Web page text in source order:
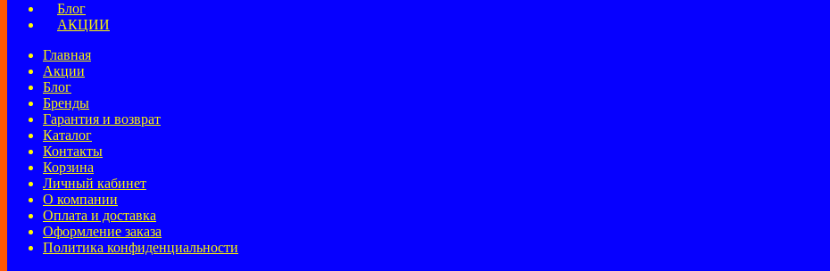
Блог
АКЦИИ
Главная
Акции
Блог
Бренды
Гарантия и возврат
Каталог
Контакты
Корзина
Личный кабинет
О компании
Оплата и доставка
Оформление заказа
Политика конфиденциальности